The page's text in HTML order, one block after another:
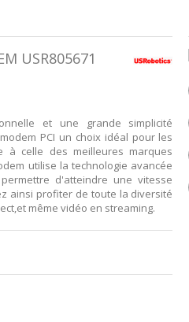
USR805671
et une grande simplicité
PCI un choix idéal pour les
à celle des meilleures marques
utilise la technologie avancée
d'atteindre une vitesse
ainsi profiter de toute la diversité
même vidéo en streaming.